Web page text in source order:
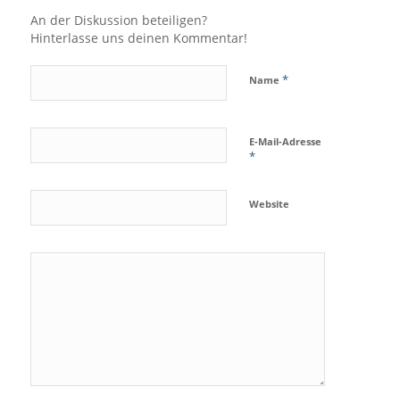
An der Diskussion beteiligen?
Hinterlasse uns deinen Kommentar!
Name *
E-Mail-Adresse
*
Website